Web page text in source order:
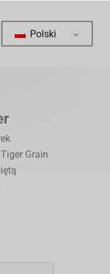
Polski
Grain